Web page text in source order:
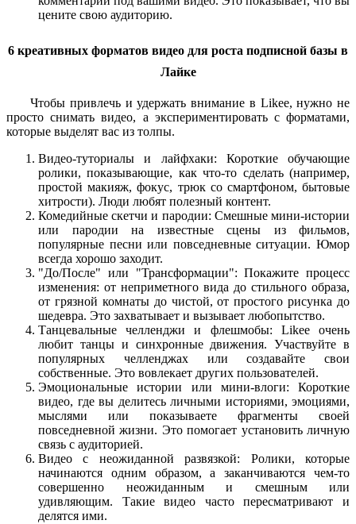
цените свою аудиторию.
6 креативных форматов видео для роста подписной базы в
Лайке
Чтобы привлечь и удержать внимание в Likee, нужно не
просто снимать видео, а экспериментировать с форматами,
которые выделят вас из толпы.
Видео-туториалы и лайфхаки: Короткие обучающие
ролики, показывающие, как что-то сделать (например,
простой макияж, фокус, трюк со смартфоном, бытовые
хитрости). Люди любят полезный контент.
Комедийные скетчи и пародии: Смешные мини-истории
или пародии на известные сцены из фильмов,
популярные песни или повседневные ситуации. Юмор
всегда хорошо заходит.
"До/После" или "Трансформации": Покажите процесс
изменения: от неприметного вида до стильного образа,
от грязной комнаты до чистой, от простого рисунка до
шедевра. Это захватывает и вызывает любопытство.
Танцевальные челленджи и флешмобы: Likee очень
любит танцы и синхронные движения. Участвуйте в
популярных челленджах или создавайте свои
собственные. Это вовлекает других пользователей.
Эмоциональные истории или мини-влоги: Короткие
видео, где вы делитесь личными историями, эмоциями,
мыслями или показываете фрагменты своей
повседневной жизни. Это помогает установить личную
связь с аудиторией.
Видео с неожиданной развязкой: Ролики, которые
начинаются одним образом, а заканчиваются чем-то
совершенно неожиданным и смешным или
удивляющим. Такие видео часто пересматривают и
делятся ими.